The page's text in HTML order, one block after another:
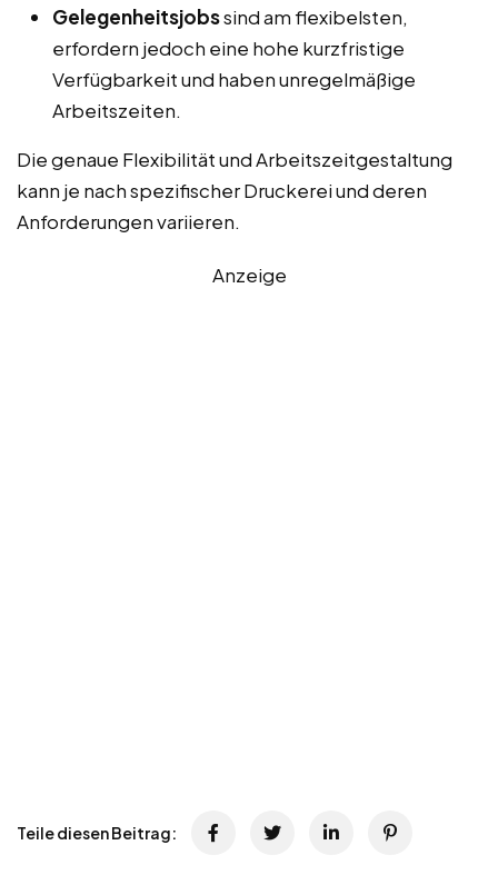
Gelegenheitsjobssind am flexibelsten,
erfordern jedoch eine hohe kurzfristige
Verfügbarkeit und haben unregelmäßige
Arbeitszeiten.
Die genaue Flexibilität und Arbeitszeitgestaltung
kann je nach spezifischer Druckerei und deren
Anforderungen variieren.
Anzeige
Teile diesen Beitrag: